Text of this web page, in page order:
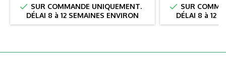
 SUR COMMANDE UNIQUEMENT.
DÉLAI 8 à 12 SEMAINES ENVIRON
 SUR
DÉLAI 8 à 12